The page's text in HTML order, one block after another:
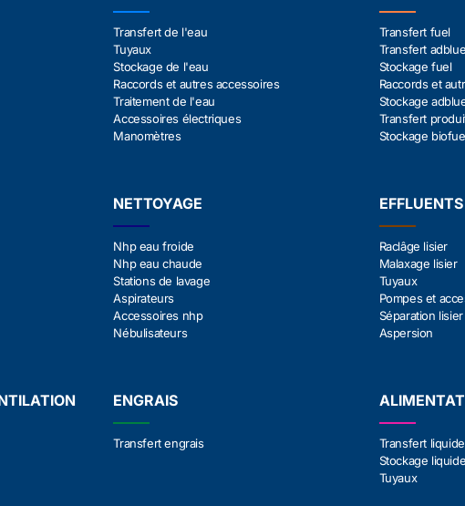
Transfert de l'eau
Tuyaux
Stockage de l'eau
Raccords et autres accessoires
Traitement de l'eau
Accessoires électriques
Manomètres
Transfert fuel
Transfert
Stockage fuel
Raccords et
Stockage
Transfert
Stockage
NETTOYAGE
Nhp eau froide
Nhp eau chaude
Stations de lavage
Aspirateurs
Accessoires nhp
Nébulisateurs
EFFLUENTS
Raclâge lisier
Malaxage lisier
Tuyaux
Pompes et
Séparation lisier
Aspersion
ENGRAIS
Transfert engrais
Transfert
Stockage
Tuyaux